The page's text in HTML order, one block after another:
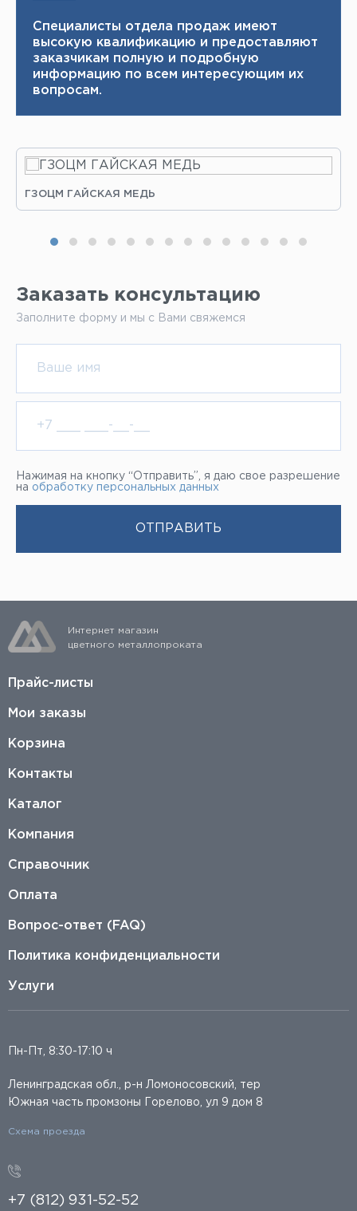
Специалисты отдела продаж имеют
высокую квалификацию и ​ предоставляют
заказчикам полную и подробную
информацию по всем интересующим их
вопросам.
ГЗОЦМ ГАЙСКАЯ МЕДЬ
Заказать консультацию
Заполните форму и мы с Вами свяжемся
Нажимая на кнопку “Отправить”, я даю свое разрешение
на обработку персональных данных
Интернет магазин
цветного металлопроката
Прайс-листы
Мои заказы
Корзина
Контакты
Каталог
Компания
Справочник
Оплата
Вопрос-ответ (FAQ)
Политика конфиденциальности
Услуги
Пн-Пт, 8:30-17:10 ч
Ленинградская обл., р-н Ломоносовский, тер
Южная часть промзоны Горелово, ул 9 дом 8
Схема проезда
+7 (812) 931-52-52